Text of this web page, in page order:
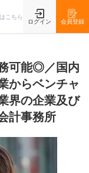
こちら
ログイン 会員登録
可能◎／国内
からベンチャ
界の企業及び
計事務所